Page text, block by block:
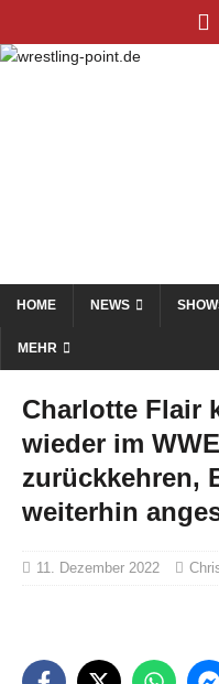
HOME NEWS
MEHR
Charlotte Flair
wieder im
zurückkehren,
weiterhin
11. Dezember 2022